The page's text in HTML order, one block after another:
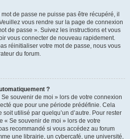
de passe ne puisse pas être récupéré, il
vous rendre sur la page de connexion
de passe ». Suivez les instructions et vous
vous connecter de nouveau rapidement.
réinitialiser votre mot de passe, nous vous
du forum.
?
souvenir de moi » lors de votre connexion
que pour une période prédéfinie. Cela
soit utilisé par quelqu’un d’autre. Pour rester
« Se souvenir de moi » lors de votre
recommandé si vous accédez au forum
une librairie, un cybercafé, une université,